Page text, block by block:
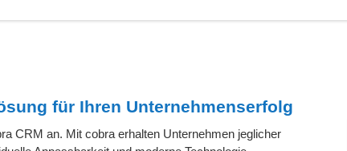
für Ihren Unternehmenserfolg
CRM an. Mit cobra erhalten Unternehmen jeglicher